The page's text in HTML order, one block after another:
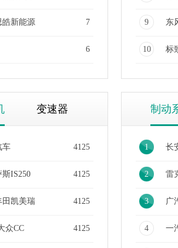
7
皓新能源
6
9 东
10 标
变速器
4125
车
4125
IS250
4125
田凯美瑞
4125
众CC
制动
1 长
2 雷
3 广
4 一